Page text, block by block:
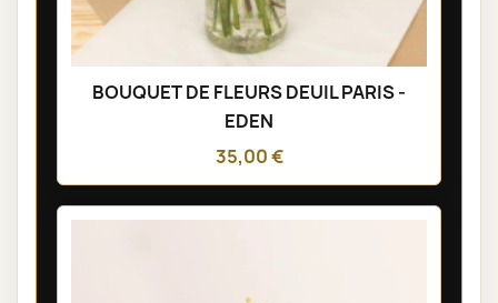
BOUQUET DE FLEURS DEUIL PARIS -
EDEN
35,00 €